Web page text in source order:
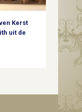
Kerst
uit de